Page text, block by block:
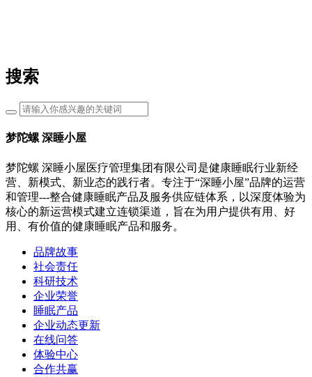
搜索
梦陀螺 深睡小屋
梦陀螺 深睡小屋医疗管理集团有限公司是健康睡眠行业新经
营、新模式、新业态的践行者。专注于“深睡小屋”品牌的运营
和管理---整合健康睡眠产品及服务供应链体系，以深度体验为
核心的新运营模式建立连锁渠道，旨在为用户提供有用、好
用、有价值的健康睡眠产品和服务。
品牌故事
社会责任
科研技术
企业荣誉
睡眠产品
企业动态更新
在线问答
体验中心
合作共赢